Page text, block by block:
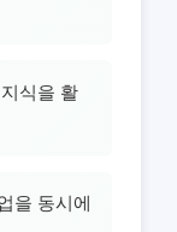
식을 활
을 동시에